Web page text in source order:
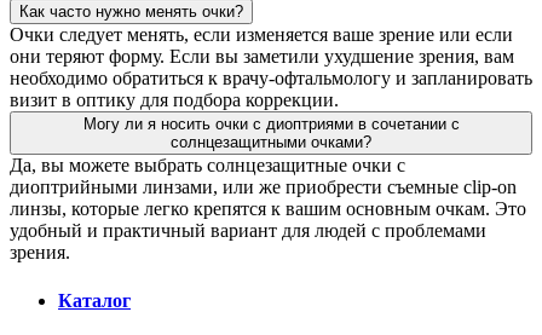
Как часто нужно менять очки?
Очки следует менять, если изменяется ваше зрение или если
они теряют форму. Если вы заметили ухудшение зрения, вам
необходимо обратиться к врачу-офтальмологу и запланировать
визит в оптику для подбора коррекции.
Могу ли я носить очки с диоптриями в сочетании с
солнцезащитными очками?
Да, вы можете выбрать солнцезащитные очки с
диоптрийными линзами, или же приобрести съемные clip-on
линзы, которые легко крепятся к вашим основным очкам. Это
удобный и практичный вариант для людей с проблемами
зрения.
Каталог